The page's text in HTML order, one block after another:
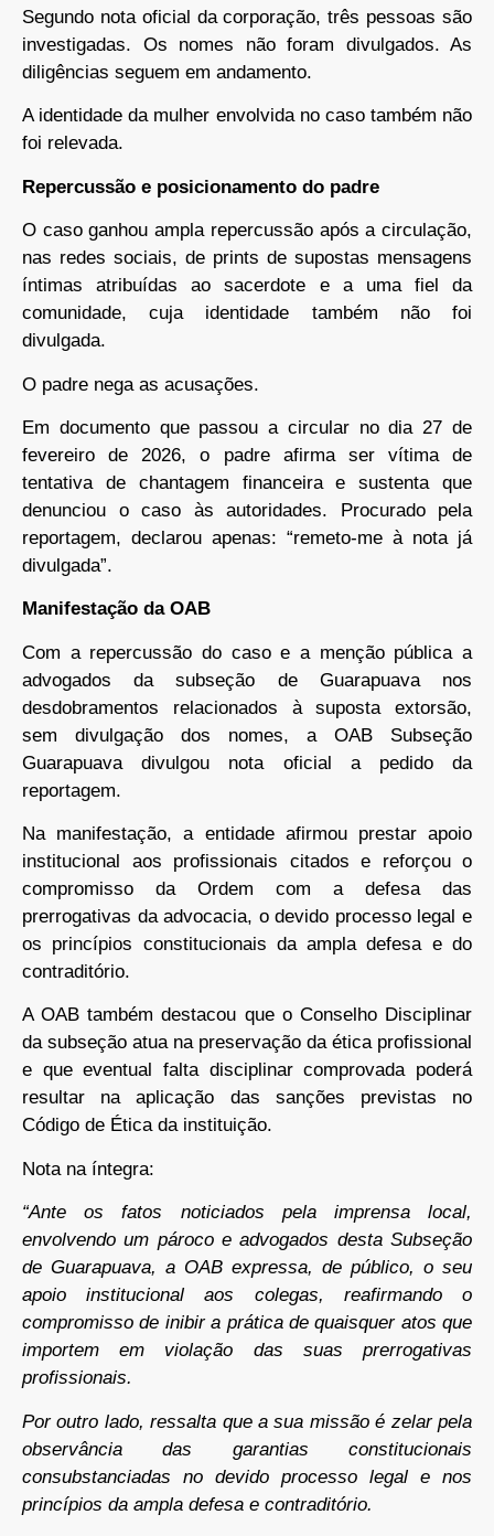
Segundo nota oficial da corporação, três pessoas são
investigadas. Os nomes não foram divulgados. As
diligências seguem em andamento.
A identidade da mulher envolvida no caso também não
foi relevada.
Repercussão e posicionamento do padre
O caso ganhou ampla repercussão após a circulação,
nas redes sociais, de prints de supostas mensagens
íntimas atribuídas ao sacerdote e a uma fiel da
comunidade, cuja identidade também não foi
divulgada.
O padre nega as acusações.
Em documento que passou a circular no dia 27 de
fevereiro de 2026, o padre afirma ser vítima de
tentativa de chantagem financeira e sustenta que
denunciou o caso às autoridades. Procurado pela
reportagem, declarou apenas: “remeto-me à nota já
divulgada”.
Manifestação da OAB
Com a repercussão do caso e a menção pública a
advogados da subseção de Guarapuava nos
desdobramentos relacionados à suposta extorsão,
sem divulgação dos nomes, a OAB Subseção
Guarapuava divulgou nota oficial a pedido da
reportagem.
Na manifestação, a entidade afirmou prestar apoio
institucional aos profissionais citados e reforçou o
compromisso da Ordem com a defesa das
prerrogativas da advocacia, o devido processo legal e
os princípios constitucionais da ampla defesa e do
contraditório.
A OAB também destacou que o Conselho Disciplinar
da subseção atua na preservação da ética profissional
e que eventual falta disciplinar comprovada poderá
resultar na aplicação das sanções previstas no
Código de Ética da instituição.
Nota na íntegra:
“Ante os fatos noticiados pela imprensa local,
envolvendo um pároco e advogados desta Subseção
de Guarapuava, a OAB expressa, de público, o seu
apoio institucional aos colegas, reafirmando o
compromisso de inibir a prática de quaisquer atos que
importem em violação das suas prerrogativas
profissionais.
Por outro lado, ressalta que a sua missão é zelar pela
observância das garantias constitucionais
consubstanciadas no devido processo legal e nos
princípios da ampla defesa e contraditório.